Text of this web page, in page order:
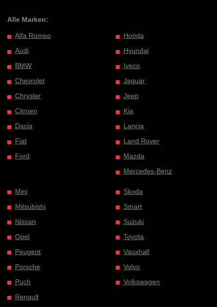
Alle Marken:
Alfa Romeo
Audi
BMW
Chevrolet
Chrysler
Citroen
Dacia
Fiat
Ford
Honda
Hyundai
Iveco
Jaguar
Jeep
Kia
Lancia
Land Rover
Mazda
Mercedes-Benz
Mini
Mitsubishi
Nissan
Opel
Peugeot
Porsche
Puch
Renault
Skoda
Smart
Suzuki
Toyota
Vauxhall
Volvo
Volkswagen